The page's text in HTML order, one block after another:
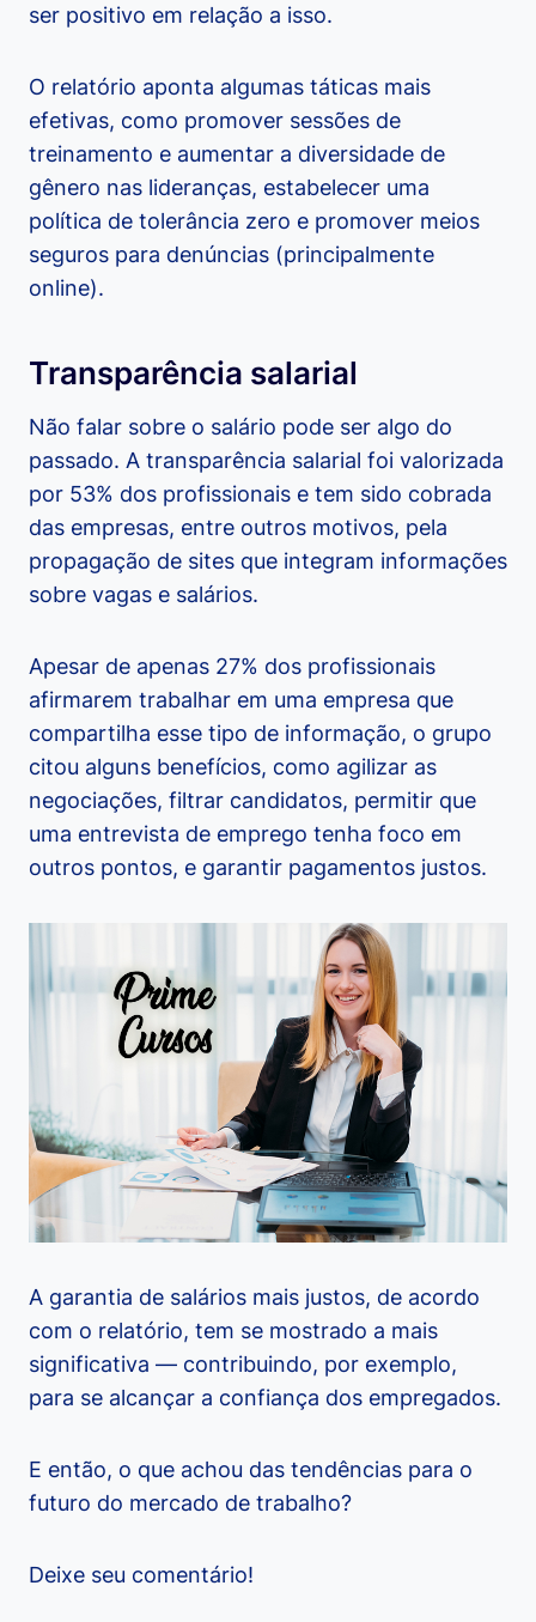
ser positivo em relação a isso.
O relatório aponta algumas táticas mais
efetivas, como promover sessões de
treinamento e aumentar a diversidade de
gênero nas lideranças, estabelecer uma
política de tolerância zero e promover meios
seguros para denúncias (principalmente
online).
Transparência salarial
Não falar sobre o salário pode ser algo do
passado. A transparência salarial foi valorizada
por 53% dos profissionais e tem sido cobrada
das empresas, entre outros motivos, pela
propagação de sites que integram informações
sobre vagas e salários.
Apesar de apenas 27% dos profissionais
afirmarem trabalhar em uma empresa que
compartilha esse tipo de informação, o grupo
citou alguns benefícios, como agilizar as
negociações, filtrar candidatos, permitir que
uma entrevista de emprego tenha foco em
outros pontos, e garantir pagamentos justos.
A garantia de salários mais justos, de acordo
com o relatório, tem se mostrado a mais
significativa — contribuindo, por exemplo,
para se alcançar a confiança dos empregados.
E então, o que achou das tendências para o
futuro do mercado de trabalho?
Deixe seu comentário!